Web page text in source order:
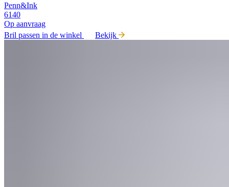
Penn&Ink
6140
Op aanvraag
Bril passen in de winkel
Bekijk